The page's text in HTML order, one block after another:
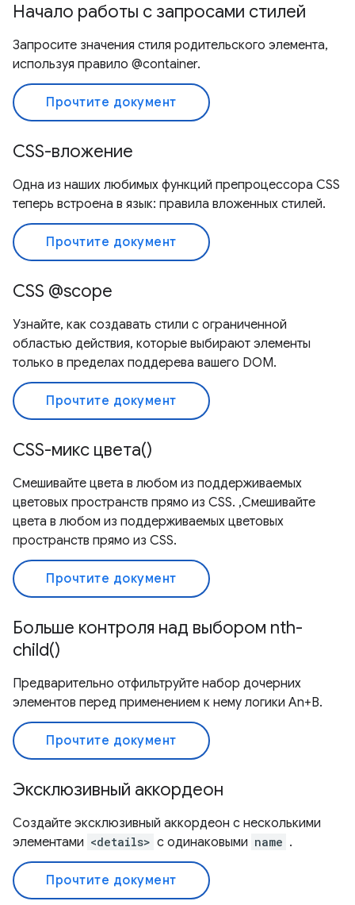
Начало работы с запросами стилей
Запросите значения стиля родительского элемента,
используя правило @container.
Прочтите документ
CSS-вложение
Одна из наших любимых функций препроцессора CSS
теперь встроена в язык: правила вложенных стилей.
Прочтите документ
CSS @scope
Узнайте, как создавать стили с ограниченной
областью действия, которые выбирают элементы
только в пределах поддерева вашего DOM.
Прочтите документ
CSS-микс цвета()
Смешивайте цвета в любом из поддерживаемых
цветовых пространств прямо из CSS. ,Смешивайте
цвета в любом из поддерживаемых цветовых
пространств прямо из CSS.
Прочтите документ
Больше контроля над выбором nth-
child()
Предварительно отфильтруйте набор дочерних
элементов перед применением к нему логики An+B.
Прочтите документ
Эксклюзивный аккордеон
Создайте эксклюзивный аккордеон с несколькими
элементами <details> с одинаковыми name .
Прочтите документ